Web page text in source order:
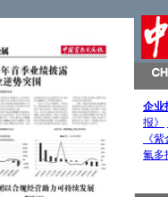
企业
报》
《
氟多